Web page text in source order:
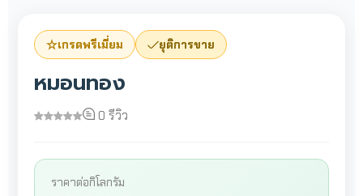
เกรดพรีเมี่ยม ยุติการขาย
หมอนทอง
0 รีวิว
ราคาต่อกิโลกรัม